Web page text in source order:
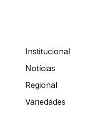
Institucional
Notícias
Regional
Variedades